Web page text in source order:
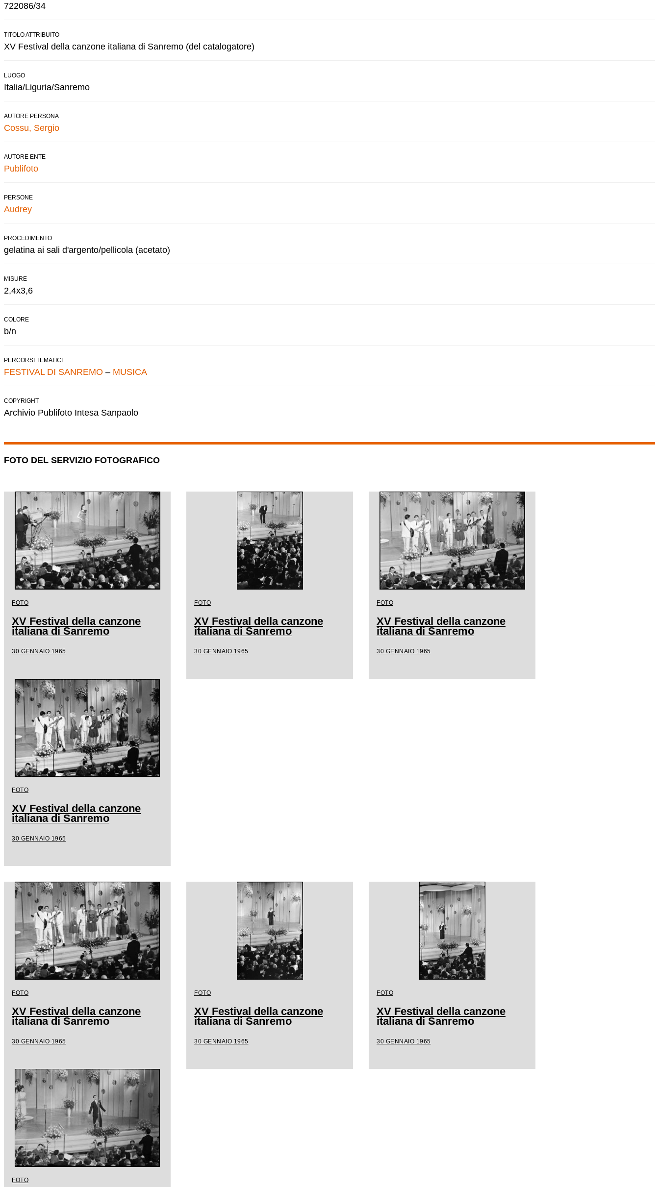
722086/34
TITOLO ATTRIBUITO
XV Festival della canzone italiana di Sanremo (del catalogatore)
LUOGO
Italia/Liguria/Sanremo
AUTORE PERSONA
Cossu, Sergio
AUTORE ENTE
Publifoto
PERSONE
Audrey
PROCEDIMENTO
gelatina ai sali d'argento/pellicola (acetato)
MISURE
2,4x3,6
COLORE
b/n
PERCORSI TEMATICI
FESTIVAL DI SANREMO – MUSICA
COPYRIGHT
Archivio Publifoto Intesa Sanpaolo
FOTO DEL SERVIZIO FOTOGRAFICO
FOTO
XV Festival della canzone
italiana di Sanremo
30 GENNAIO 1965
FOTO
XV Festival della canzone
italiana di Sanremo
30 GENNAIO 1965
FOTO
XV Festival della canzone
italiana di Sanremo
30 GENNAIO 1965
FOTO
XV Festival della canzone
italiana di Sanremo
30 GENNAIO 1965
FOTO
XV Festival della canzone
italiana di Sanremo
30 GENNAIO 1965
FOTO
XV Festival della canzone
italiana di Sanremo
30 GENNAIO 1965
FOTO
XV Festival della canzone
italiana di Sanremo
30 GENNAIO 1965
FOTO